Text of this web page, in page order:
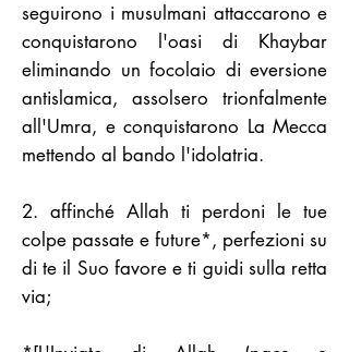
seguirono i musulmani attaccarono e
conquistarono l'oasi di Khaybar
eliminando un focolaio di eversione
antislamica, assolsero trionfalmente
all'Umra, e conquistarono La Mecca
mettendo al bando l'idolatria.
2. affinché Allah ti perdoni le tue
colpe passate e future*, perfezioni su
di te il Suo favore e ti guidi sulla retta
via;